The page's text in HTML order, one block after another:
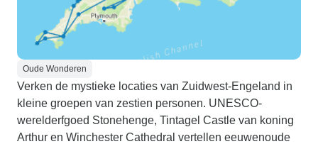
Oude Wonderen
Verken de mystieke locaties van Zuidwest-Engeland in
kleine groepen van zestien personen. UNESCO-
werelderfgoed Stonehenge, Tintagel Castle van koning
Arthur en Winchester Cathedral vertellen eeuwenoude